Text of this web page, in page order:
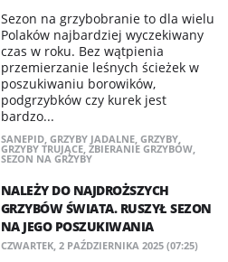
Sezon na grzybobranie to dla wielu
Polaków najbardziej wyczekiwany
czas w roku. Bez wątpienia
przemierzanie leśnych ścieżek w
poszukiwaniu borowików,
podgrzybków czy kurek jest
bardzo...
SANEPID, GRZYBY JADALNE, GRZYBY,
GRZYBY TRUJĄCE, ZBIERANIE GRZYBÓW,
SEZON NA GRZYBY
NALEŻY DO NAJDROŻSZYCH
GRZYBÓW ŚWIATA. RUSZYŁ SEZON
NA JEGO POSZUKIWANIA
CZWARTEK, 2 PAŹDZIERNIKA 2025 (07:25)